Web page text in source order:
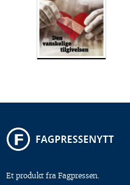
Et produkt fra Fagpressen.